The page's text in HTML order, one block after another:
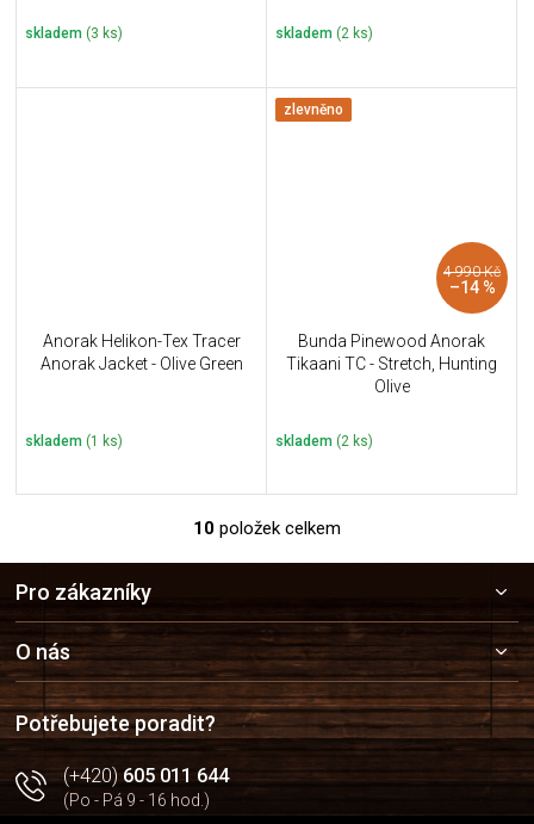
skladem (3 ks) skladem (2 ks)
Anorak Helikon-Tex Tracer
Anorak Jacket - Olive Green
skladem (1 ks)
zlevněno
4 990 Kč
–14 %
Bunda Pinewood Anorak
Tikaani TC - Stretch, Hunting
Olive
skladem (2 ks)
O
v
d
a
c
í
p
r
k
y
10 položek celkem
a
t
í
Pro zákazníky
O nás
Potřebujete poradit?
(+420)605 011 644
(Po - Pá 9 - 16 hod.)